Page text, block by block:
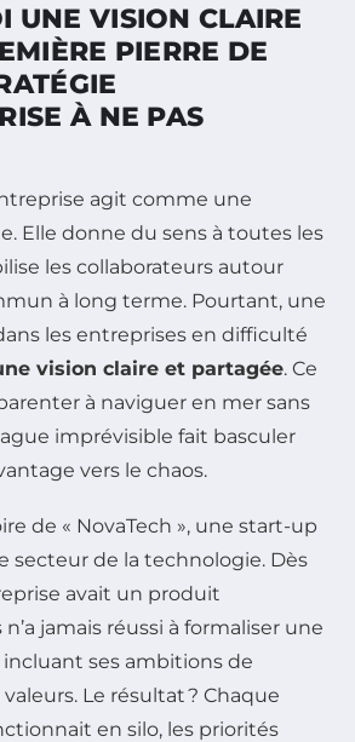
UNE VISION CLAIRE
PIERRE DE
À NE PAS
agit comme une
Elle donne du sens à toutes les
les collaborateurs autour
à long terme. Pourtant, une
les entreprises en difficulté
vision claire et partagée. Ce
à naviguer en mer sans
imprévisible fait basculer
vers le chaos.
de « NovaTech », une start-up
secteur de la technologie. Dès
avait un produit
jamais réussi à formaliser une
ses ambitions de
Le résultat ? Chaque
en silo, les priorités